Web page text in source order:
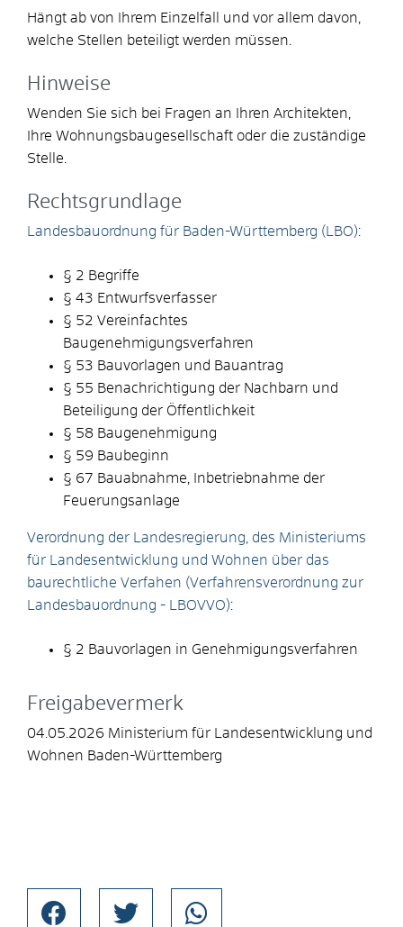
Hängt ab von Ihrem Einzelfall und vor allem davon,
welche Stellen beteiligt werden müssen.
Hinweise
Wenden Sie sich bei Fragen an Ihren Architekten,
Ihre Wohnungsbaugesellschaft oder die zuständige
Stelle.
Rechtsgrundlage
Landesbauordnung für Baden-Württemberg (LBO):
§ 2 Begriffe
§ 43 Entwurfsverfasser
§ 52 Vereinfachtes
Baugenehmigungsverfahren
§ 53 Bauvorlagen und Bauantrag
§ 55 Benachrichtigung der Nachbarn und
Beteiligung der Öffentlichkeit
§ 58 Baugenehmigung
§ 59 Baubeginn
§ 67 Bauabnahme, Inbetriebnahme der
Feuerungsanlage
Verordnung der Landesregierung, des Ministeriums
für Landesentwicklung und Wohnen über das
baurechtliche Verfahen (Verfahrensverordnung zur
Landesbauordnung - LBOVVO):
§ 2 Bauvorlagen in Genehmigungsverfahren
Freigabevermerk
04.05.2026 Ministerium für Landesentwicklung und
Wohnen Baden-Württemberg